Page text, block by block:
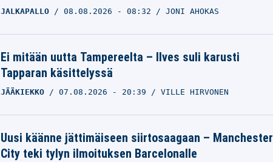
JALKAPALLO 08.08.2026 - 08:32 JONI AHOKAS
Ei mitään uutta Tampereelta – Ilves suli karusti
Tapparan käsittelyssä
JÄÄKIEKKO 07.08.2026 - 20:39 VILLE HIRVONEN
Uusi käänne jättimäiseen siirtosaagaan – Manchester
City teki tylyn ilmoituksen Barcelonalle